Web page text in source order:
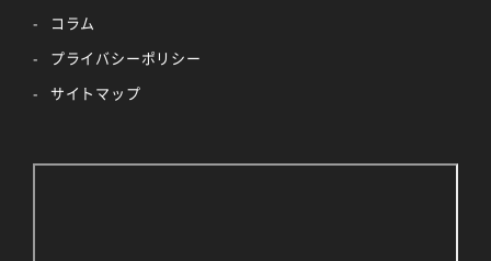
コラム
プライバシーポリシー
サイトマップ